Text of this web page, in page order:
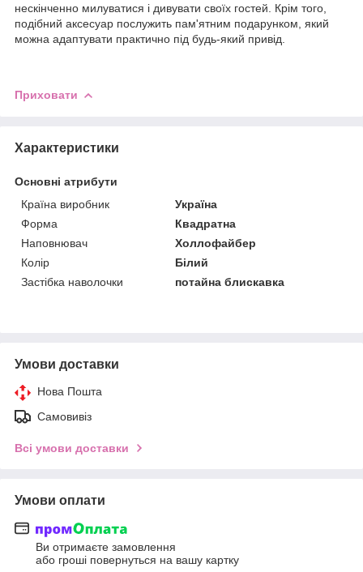
нескінченно милуватися і дивувати своїх гостей. Крім того,
подібний аксесуар послужить пам'ятним подарунком, який
можна адаптувати практично під будь-який привід.
Приховати
Характеристики
Основні атрибути
Країна виробник
Україна
Форма
Квадратна
Наповнювач
Холлофайбер
Колір
Білий
Застібка наволочки
потайна блискавка
Умови доставки
Нова Пошта
Самовивіз
Всі умови доставки
Умови оплати
Ви отримаєте замовлення
або гроші повернуться на вашу картку